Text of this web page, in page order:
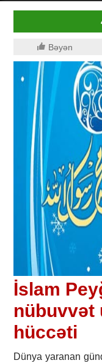
Bəyən
İslam
nübuvvət
hüccəti
Dünya yaranan